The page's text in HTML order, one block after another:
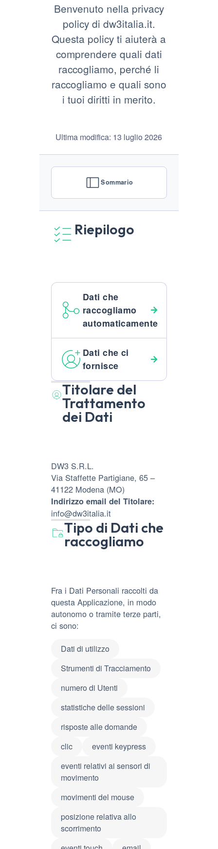
Benvenuto nella privacy
policy di dw3italia.it.
Questa policy ti aiuterà a
comprendere quali dati
raccogliamo, perché li
raccogliamo e quali sono
i tuoi diritti in merito.
Ultima modifica: 13 luglio 2026
Sommario
Riepilogo
Dati che
raccogliamo
automaticamente
Dati che ci
fornisce
Titolare del
Trattamento
dei Dati
DW3 S.R.L.
Via Staffette Partigiane, 65 –
41122 Modena (MO)
Indirizzo email del Titolare:
info@dw3italia.it
Tipo di Dati che
raccogliamo
Fra i Dati Personali raccolti da
questa Applicazione, in modo
autonomo o tramite terze parti,
ci sono:
Dati di utilizzo
Strumenti di Tracciamento
numero di Utenti
statistiche delle sessioni
risposte alle domande
clic
eventi keypress
eventi relativi ai sensori di
movimento
movimenti del mouse
posizione relativa allo
scorrimento